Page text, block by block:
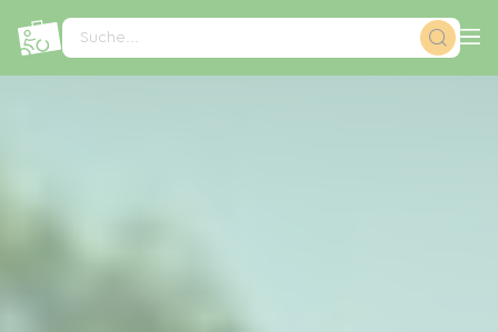
Suche...
Cookie-Einstellungen